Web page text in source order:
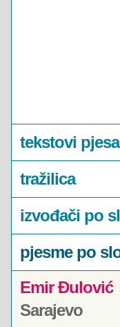
tekstovi
tražilica
izvođači po
pjesme po
Emir Đulović
Sarajevo